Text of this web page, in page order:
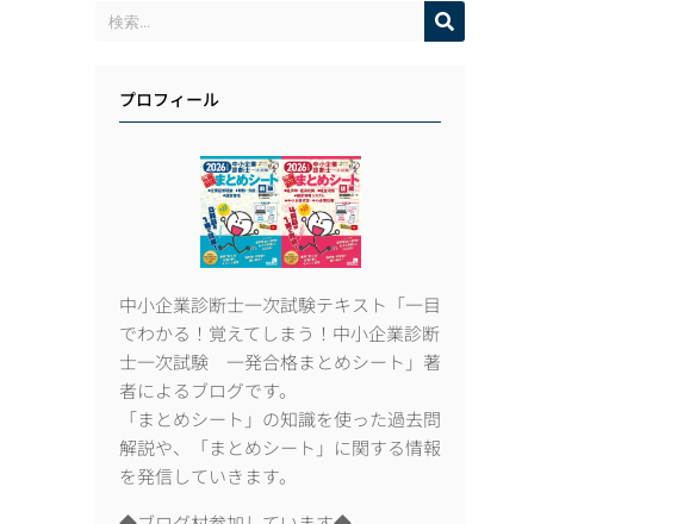
プロフィール
中小企業診断士一次試験テキスト「一目
でわかる！覚えてしまう！中小企業診断
士一次試験 一発合格まとめシート」著
者によるブログです。
「まとめシート」の知識を使った過去問
解説や、「まとめシート」に関する情報
を発信していきます。